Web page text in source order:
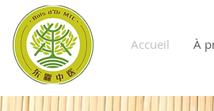
Accueil À